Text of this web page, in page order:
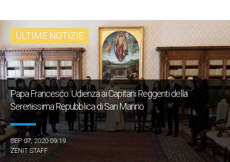
ULTIME NOTIZIE
Papa Francesco: Udienza ai Capitani Reggenti della
Serenissima Repubblica di San Marino
SEP 07, 2020 09:19
ZENIT STAFF